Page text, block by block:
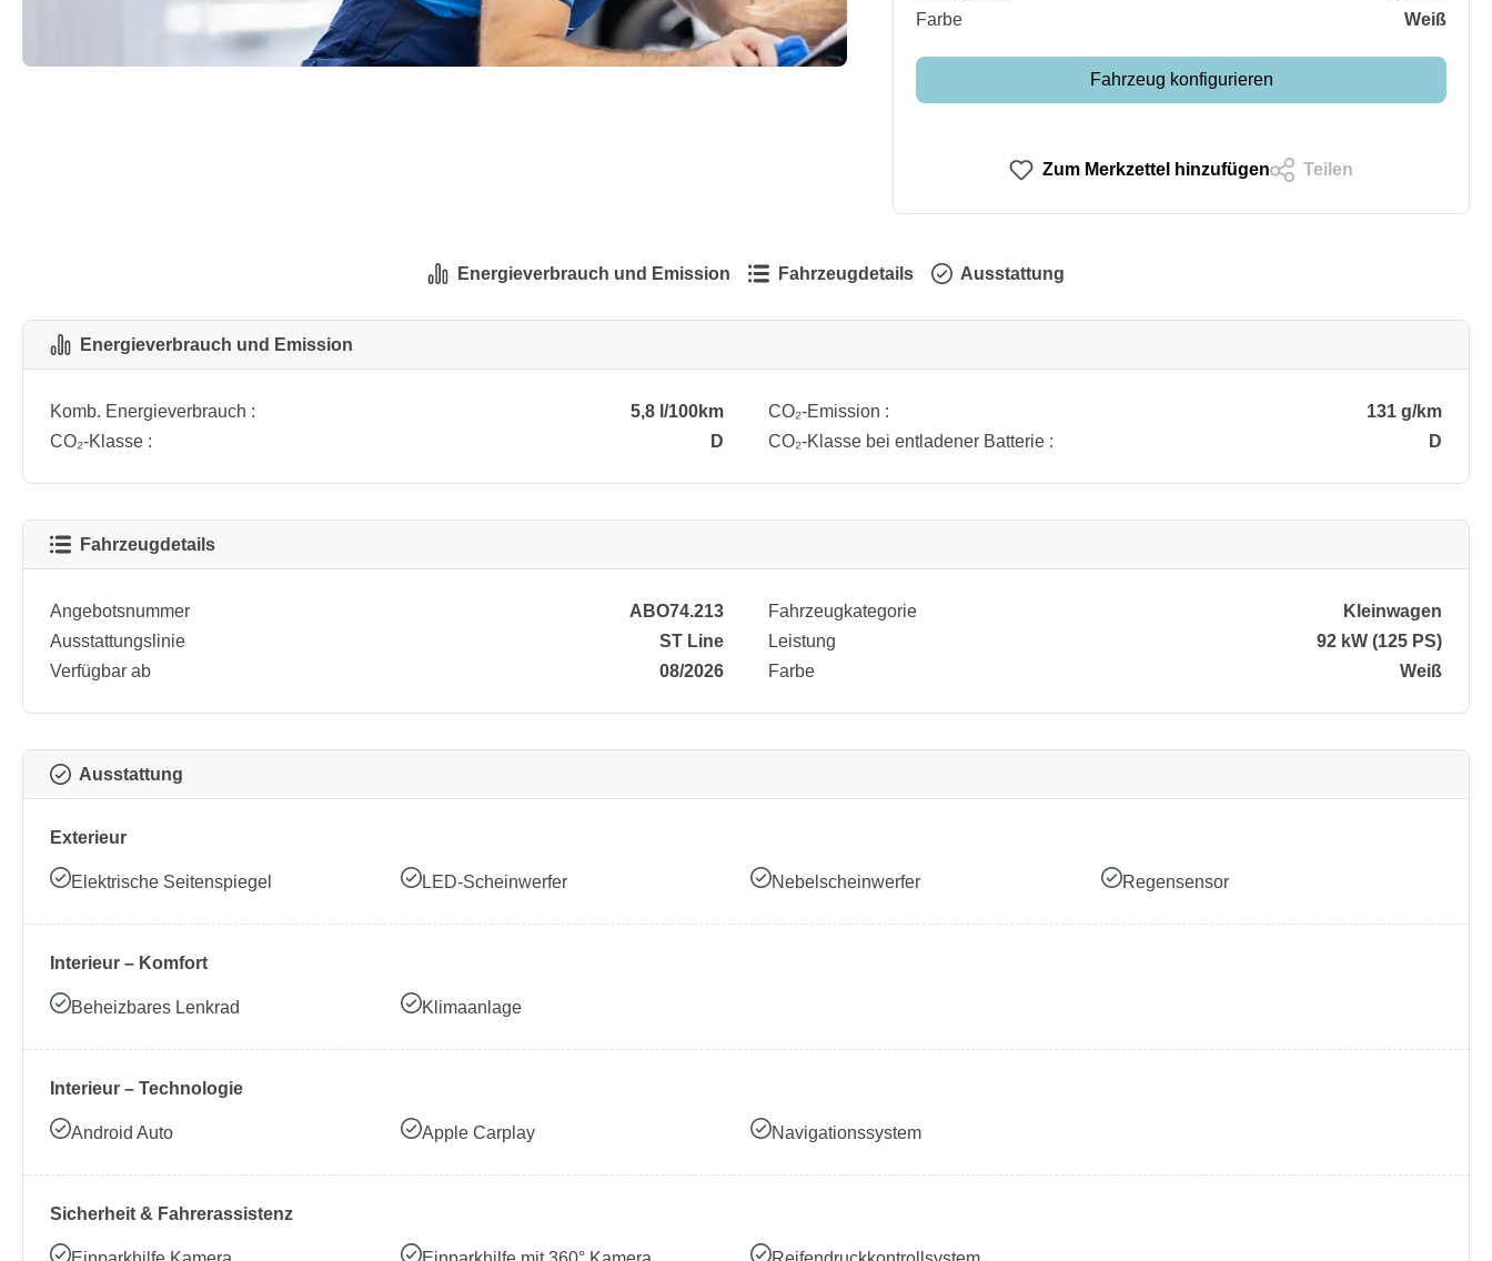
Farbe
Weiß
Fahrzeug konfigurieren
Zum Merkzettel hinzufügen Teilen
Energieverbrauch und Emission Fahrzeugdetails Ausstattung
Energieverbrauch und Emission
Komb. Energieverbrauch : 5,8 l/100km CO₂-Emission :
131 g/km
CO₂-Klasse :
D CO₂-Klasse bei entladener Batterie : D
Fahrzeugdetails
Angebotsnummer
ABO74.213
Ausstattungslinie
ST Line
Verfügbar ab
08/2026
Fahrzeugkategorie
Kleinwagen
Leistung
92 kW (125 PS)
Farbe
Weiß
Ausstattung
Exterieur
Elektrische Seitenspiegel LED-Scheinwerfer Nebelscheinwerfer Regensensor
Interieur – Komfort
Beheizbares Lenkrad Klimaanlage
Interieur – Technologie
Android Auto Apple Carplay Navigationssystem
Sicherheit & Fahrerassistenz